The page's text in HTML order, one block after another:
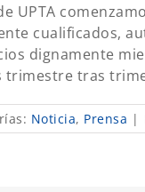
UPTA
cualificados,
dignamente
trimestre tras
Noticia, Prensa |